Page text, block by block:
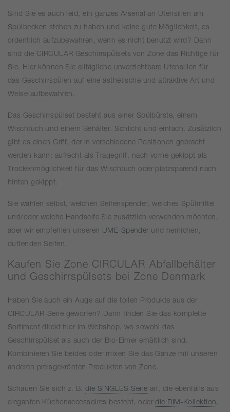
Sind Sie es auch leid, ein ganzes Arsenal an Utensilien am
Spülbecken stehen zu haben und keine gute Möglichkeit, es
ordentlich aufzubewahren, wenn es nicht benutzt wird? Dann
sind die CIRCULAR Geschirrspülsets von Zone das Richtige für
Sie. Hier können Sie alltägliche unverzichtbare Utensilien für
das Geschirrspülen auf eine ästhetische und attraktive Art und
Weise aufbewahren.
Das Geschirrspülset besteht aus einer Spülbürste, einem
Wischtuch und einem Behälter. Schlicht und einfach. Zusätzlich
gibt es einen Griff, der in verschiedene Positionen gebracht
werden kann: aufrecht als Tragegriff, nach vorne gekippt als
Trockenmöglichkeit für das Wischtuch oder platzsparend nach
hinten gekippt.
Sie wählen selbst, welchen Seifenspender, welches Spülmittel
und/oder welche Handseife Sie zusätzlich verwenden möchten,
aber wir empfehlen unseren UME-Spender und herrlichen,
duftenden Seifen.
Kaufen Sie Zone CIRCULAR Abfallbehälter
und Geschirrspülsets bei Zone Denmark
Haben Sie auch ein Auge auf die tollen Produkte aus der
CIRCULAR-Serie geworfen? Dann finden Sie das komplette
Sortiment direkt hier im Webshop, wo sowohl das
Geschirrspülset als auch der Bio-Eimer erhältlich sind.
Kombinieren Sie beides oder mixen Sie das Ganze mit unseren
anderen preisgekrönten Produkten von Zone.
Schauen Sie sich z. B.die SINGLES-Serie an, die ebenfalls aus
eleganten Küchenaccessoires besteht, oderdie RIM-Kollektion,